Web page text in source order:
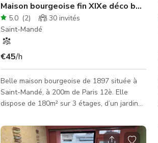
Maison bourgeoise fin XIXe déco bohème
5.0 (2) 30 invités
Saint-Mandé
€45/h
Belle maison bourgeoise de 1897 située à
Saint-Mandé, à 200m de Paris 12è. Elle
dispose de 180m² sur 3 étages, d’un jardin
traversant, une double entrée dessert salon,
cuisine ouverte et salle à manger menant au